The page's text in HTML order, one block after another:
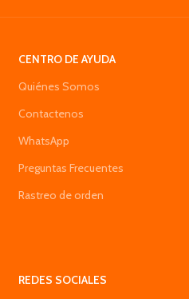
CENTRO DE AYUDA
Quiénes Somos
Contactenos
WhatsApp
Preguntas Frecuentes
Rastreo de orden
REDES SOCIALES